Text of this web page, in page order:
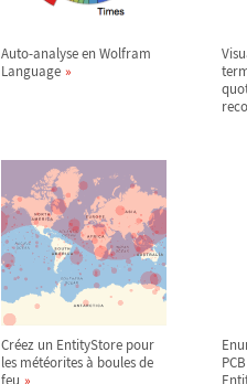
Auto-analyse en Wolfram
Language
Créez un EntityStore pour
les météorites à boules de
feu